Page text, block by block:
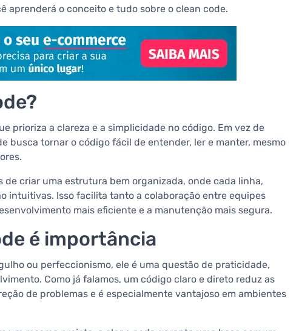
aprenderá o conceito e tudo sobre o clean code.
prioriza a clareza e a simplicidade no código. Em vez de
busca tornar o código fácil de entender, ler e manter, mesmo
de criar uma estrutura bem organizada, onde cada linha,
intuitivas. Isso facilita tanto a colaboração entre equipes
mais eficiente e a manutenção mais segura.
é importância
ou perfeccionismo, ele é uma questão de praticidade,
Como já falamos, um código claro e direto reduz as
de problemas e é especialmente vantajoso em ambientes